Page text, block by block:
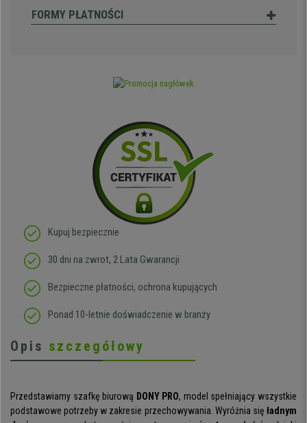
FORMY PŁATNOŚCI
Kupuj bezpiecznie
30 dni na zwrot, 2 Lata Gwarancji
Bezpieczne płatności, ochrona kupujących
Ponad 10-letnie doświadczenie w branży
Opis szczegółowy
Przedstawiamy szafkę biurową DONY PRO, model spełniający wszystkie
podstawowe potrzeby w zakresie przechowywania. Wyróżnia się ładnym